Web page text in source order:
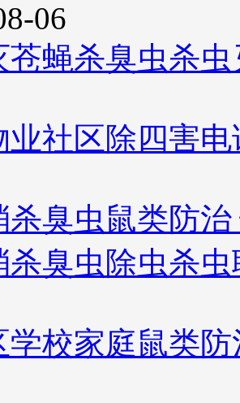
06
苍蝇杀臭虫杀
业社区除四害
杀臭虫鼠类防
杀臭虫除虫杀
学校家庭鼠类